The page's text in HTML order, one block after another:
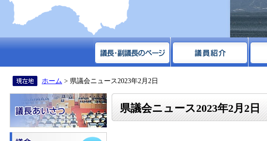
ホーム > 県議会ニュース2023年2月2日
県議会ニュース2023年2月2日